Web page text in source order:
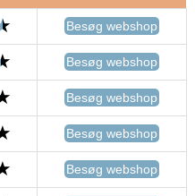
Besøg webshop
Besøg webshop
Besøg webshop
Besøg webshop
Besøg webshop